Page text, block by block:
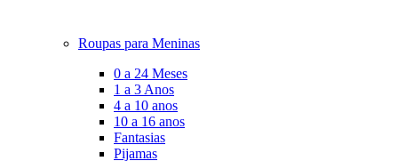
Roupas para Meninas
0 a 24 Meses
1 a 3 Anos
4 a 10 anos
10 a 16 anos
Fantasias
Pijamas